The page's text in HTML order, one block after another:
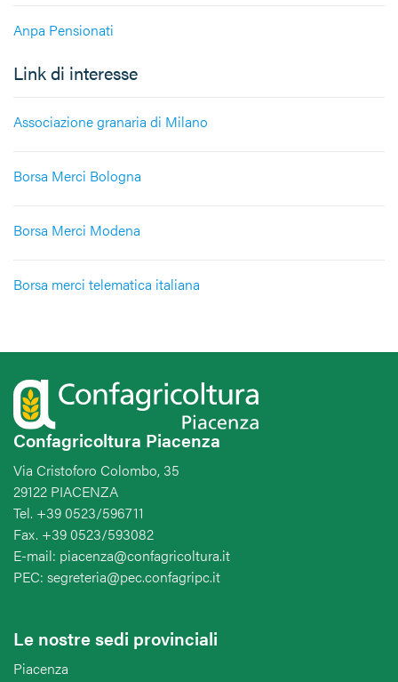
Anpa Pensionati
Link di interesse
Associazione granaria di Milano
Borsa Merci Bologna
Borsa Merci Modena
Borsa merci telematica italiana
Confagricoltura Piacenza
Via Cristoforo Colombo, 35
29122 PIACENZA
Tel. +39 0523/596711
Fax. +39 0523/593082
E-mail: piacenza@confagricoltura.it
PEC: segreteria@pec.confagripc.it
Le nostre sedi provinciali
Piacenza